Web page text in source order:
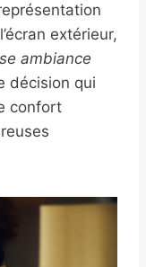
extérieur,
ambiance
décision qui
confort